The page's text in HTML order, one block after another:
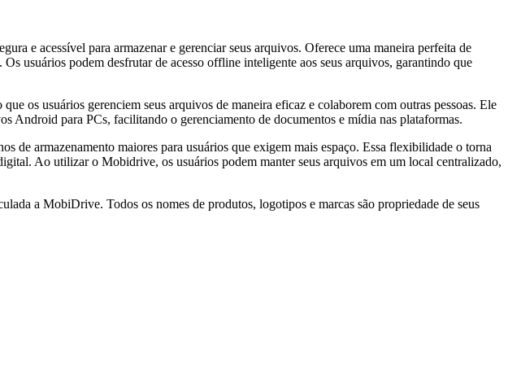
e acessível para armazenar e gerenciar seus arquivos. Oferece uma maneira perfeita de
usuários podem desfrutar de acesso offline inteligente aos seus arquivos, garantindo que
os usuários gerenciem seus arquivos de maneira eficaz e colaborem com outras pessoas. Ele
Android para PCs, facilitando o gerenciamento de documentos e mídia nas plataformas.
de armazenamento maiores para usuários que exigem mais espaço. Essa flexibilidade o torna
Ao utilizar o Mobidrive, os usuários podem manter seus arquivos em um local centralizado,
a MobiDrive. Todos os nomes de produtos, logotipos e marcas são propriedade de seus